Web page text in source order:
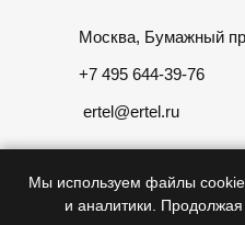
Москва, Бумажный
+7 495 644-39-76
ertel@ertel.ru
Информация размещенная на
Мы используем файлы cookie
и аналитики.